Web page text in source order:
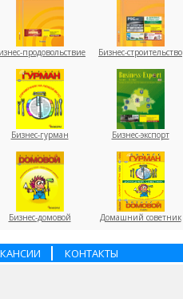
продовольствие Бизнес-строительство
Бизнес-гурман Бизнес-экспорт
Бизнес-домовой Домашний советник
КОНТАКТЫ